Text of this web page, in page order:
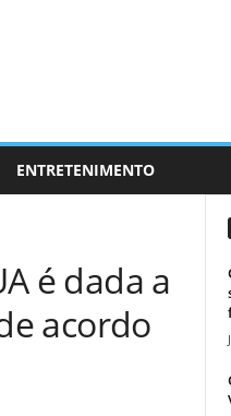
ENTRETENIMENTO
é dada a
acordo